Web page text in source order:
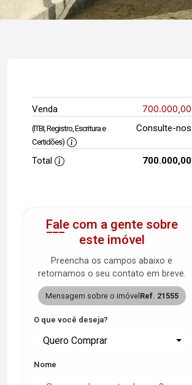
Venda 700.000,00
(ITBI, Registro, Escritura e
Certidões)
Consulte-nos
Total 700.000,00
Fale com a gente sobre
este imóvel
Preencha os campos abaixo e
retornamos o seu contato em breve.
Mensagem sobre o imóvel Ref. 21555
O que você deseja?
Quero Comprar
Nome